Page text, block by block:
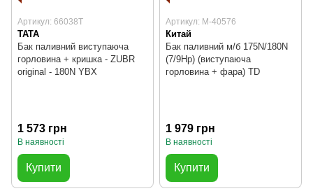
Артикул: 66038T
TATA
Бак паливний виступаюча
горловина + кришка - ZUBR
original - 180N YBX
1 573 грн
В наявності
Купити
Артикул: M-40576
Китай
Бак паливний м/б 175N/180N
(7/9Hp) (виступаюча
горловина + фара) TD
1 979 грн
В наявності
Купити